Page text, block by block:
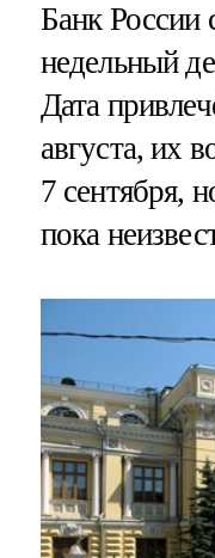
Банк России
недельный
Дата
августа, их
7 сентября,
пока